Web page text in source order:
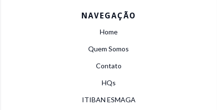
NAVEGAÇÃO
Home
Quem Somos
Contato
HQs
ITIBAN ESMAGA